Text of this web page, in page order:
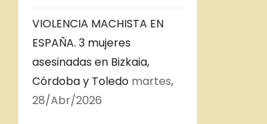
VIOLENCIA MACHISTA EN
ESPAÑA. 3 mujeres
asesinadas en Bizkaia,
Córdoba y Toledo martes,
28/Abr/2026